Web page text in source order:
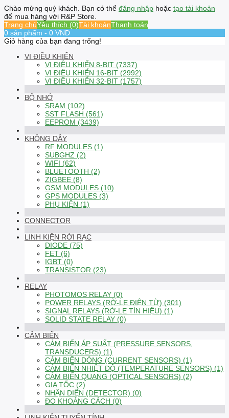
Chào mừng quý khách. Bạn có thể đăng nhập hoặc tạo tài khoản
để mua hàng với R&P Store.
Trang chủYêu thích (0)Tài khoảnThanh toán
0 sản phẩm - 0 VND
Giỏ hàng của bạn đang trống!
VI ĐIỀU KHIỂN
VI ĐIỀU KHIỂN 8-BIT (7337)
VI ĐIỀU KHIỂN 16-BIT (2992)
VI ĐIỀU KHIỂN 32-BIT (1757)
BỘ NHỚ
SRAM (102)
SST FLASH (561)
EEPROM (3439)
KHÔNG DÂY
RF MODULES (1)
SUBGHZ (2)
WIFI (62)
BLUETOOTH (2)
ZIGBEE (8)
GSM MODULES (10)
GPS MODULES (3)
PHỤ KIỆN (1)
CONNECTOR
LINH KIỆN RỜI RẠC
DIODE (75)
FET (6)
IGBT (0)
TRANSISTOR (23)
RELAY
PHOTOMOS RELAY (0)
POWER RELAYS (RỜ-LE ĐIỆN TỪ) (301)
SIGNAL RELAYS (RỜ-LE TÍN HIỆU) (1)
SOLID STATE RELAY (0)
CẢM BIẾN
CẢM BIẾN ÁP SUẤT (PRESSURE SENSORS,
TRANSDUCERS) (1)
CẢM BIẾN DÒNG (CURRENT SENSORS) (1)
CẢM BIẾN NHIỆT ĐỘ (TEMPERATURE SENSORS) (1)
CẢM BIẾN QUANG (OPTICAL SENSORS) (2)
GIA TỐC (2)
NHẬN DIỆN (DETECTOR) (0)
ĐO KHOẢNG CÁCH (0)